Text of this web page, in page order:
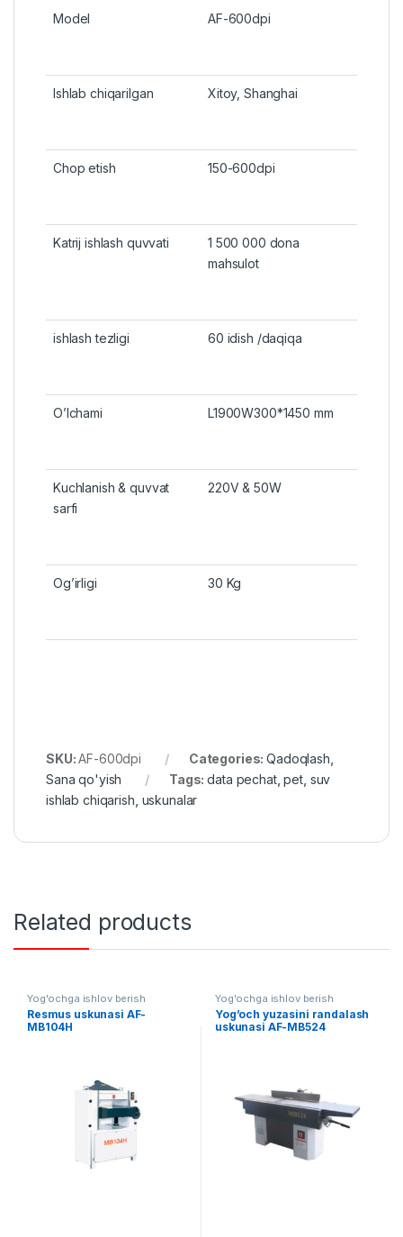
Model AF-600dpi
Ishlab chiqarilgan Xitoy, Shanghai
Chop etish 150-600dpi
Katrij ishlash quvvati
1 500 000 dona
mahsulot
ishlash tezligi 60 idish /daqiqa
O’lchami L1900W300*1450 mm
Kuchlanish & quvvat
sarfi
220V & 50W
Og’irligi 30 Kg
SKU:AF-600dpi Categories:Qadoqlash
Sana qo'yish
Tags:data pechat,pet suv
ishlab chiqarish uskunalar
Related products
Yog'ochga ishlov berish
Resmus uskunasi AF-
MB104H
Yog'ochga ishlov berish
Yog’och yuzasini randalash
uskunasi AF-MB524